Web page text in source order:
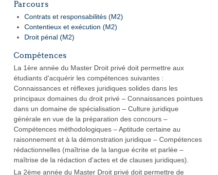
Parcours
Contrats et responsabilités (M2)
Contentieux et exécution (M2)
Droit pénal (M2)
Compétences
La 1ère année du Master Droit privé doit permettre aux
étudiants d'acquérir les compétences suivantes :
Connaissances et réflexes juridiques solides dans les
principaux domaines du droit privé – Connaissances pointues
dans un domaine de spécialisation – Culture juridique
générale en vue de la préparation des concours –
Compétences méthodologiques – Aptitude certaine au
raisonnement et à la démonstration juridique – Compétences
rédactionnelles (maîtrise de la langue écrite et parlée –
maîtrise de la rédaction d'actes et de clauses juridiques).
La 2ème année du Master Droit privé doit permettre de